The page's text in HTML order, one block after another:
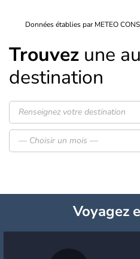
Données établies par METEO
Trouvez une
destination
— Choisir un mois —
Voyagez